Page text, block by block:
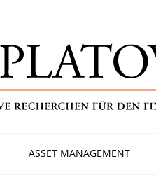
ASSET MANAGEMENT